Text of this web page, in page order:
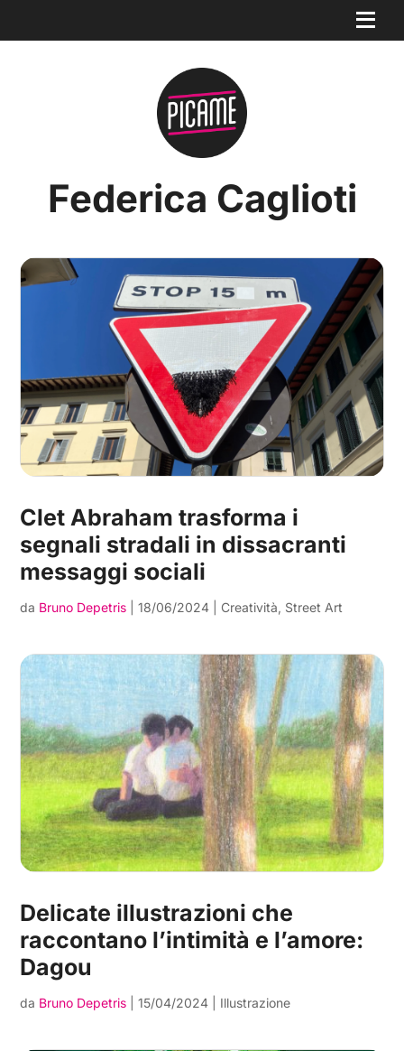
Federica Caglioti
Clet Abraham trasforma i
segnali stradali in dissacranti
messaggi sociali
da Bruno Depetris |18/06/2024 Creatività, Street Art
Delicate illustrazioni che
raccontano l’intimità e l’amore:
Dagou
da Bruno Depetris |15/04/2024 Illustrazione